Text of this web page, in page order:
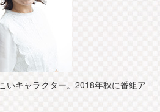
いキャラクター。2018年秋に番組ア